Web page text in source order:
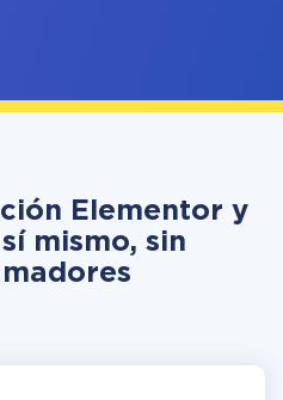
Elementor y
mismo, sin